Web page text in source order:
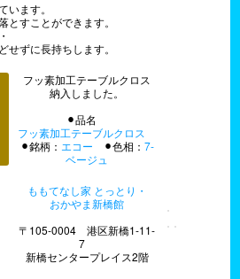
います。
とすことができます。
せずに長持ちします。
フッ素加工テーブルクロス
納入しました。
⚫︎品名
フッ素加工テーブルクロス
⚫︎銘柄： エコー ⚫︎色相： 7-
ベージュ
ももてなし家 とっとり・
おかやま新橋館
〒105-0004 港区新橋1-11-
7
新橋センタープレイス2階